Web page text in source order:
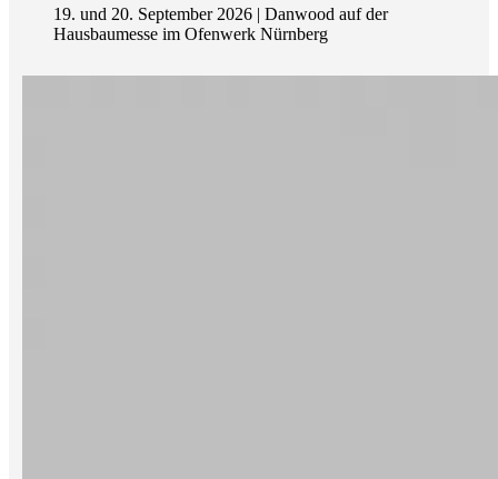
19. und 20. September 2026 | Danwood auf der
Hausbaumesse im Ofenwerk Nürnberg